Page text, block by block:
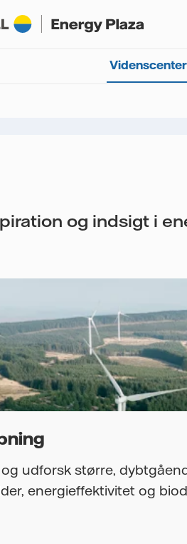
Videnscenter
og indsigt i
udforsk større,
energieffektivitet og